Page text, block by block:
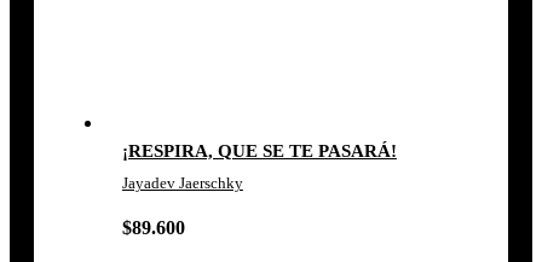
¡RESPIRA, QUE SE TE PASARÁ!
Jayadev Jaerschky
$89.600